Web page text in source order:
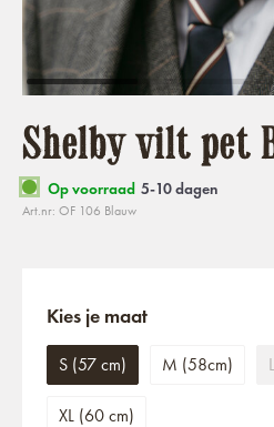
Shelby vilt pet
Op voorraad 5-10 dagen
Art.nr: OF 106 Blauw
Kies je maat
S (57 cm) M (58cm)
XL (60 cm)